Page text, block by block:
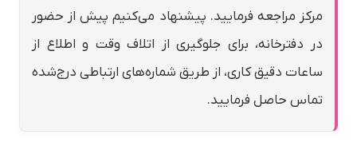
مرکز مراجعه فرمایید. پیشنهاد می‌کنیم پیش از حضور
در دفترخانه، برای جلوگیری از اتلاف وقت و اطلاع از
ساعات دقیق کاری، از طریق شماره‌های ارتباطی درج‌شده
تماس حاصل فرمایید.